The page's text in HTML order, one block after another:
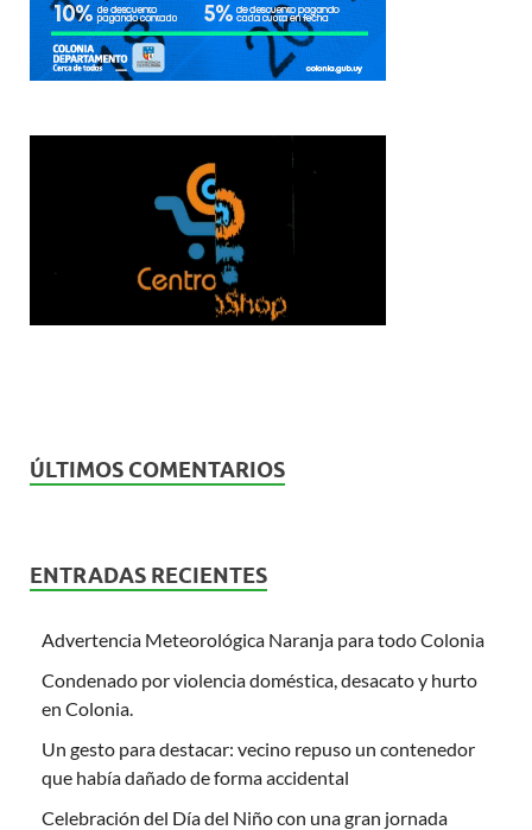
ÚLTIMOS COMENTARIOS
ENTRADAS RECIENTES
Advertencia Meteorológica Naranja para todo Colonia
Condenado por violencia doméstica, desacato y hurto
en Colonia.
Un gesto para destacar: vecino repuso un contenedor
que había dañado de forma accidental
Celebración del Día del Niño con una gran jornada